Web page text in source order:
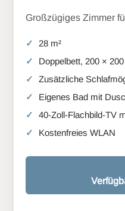
Großzügiges Zimmer
28 m²
Doppelbett, 200 ×
Zusätzliche
Eigenes Bad mit
40-Zoll-Flachbild-TV
Kostenfreies WLAN